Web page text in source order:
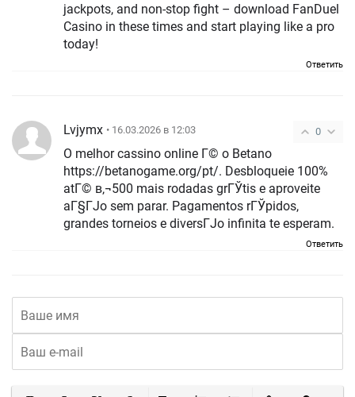
jackpots, and non-stop fight – download FanDuel
Casino in these times and start playing like a pro
today!
Ответить
0
Lvjymx • 16.03.2026 в 12:03
O melhor cassino online Г© o Betano
https://betanogame.org/pt/. Desbloqueie 100%
atГ© в‚¬500 mais rodadas grГЎtis e aproveite
aГ§ГЈo sem parar. Pagamentos rГЎpidos,
grandes torneios e diversГЈo infinita te esperam.
Ответить